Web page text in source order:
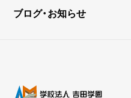
ブログ・お知らせ